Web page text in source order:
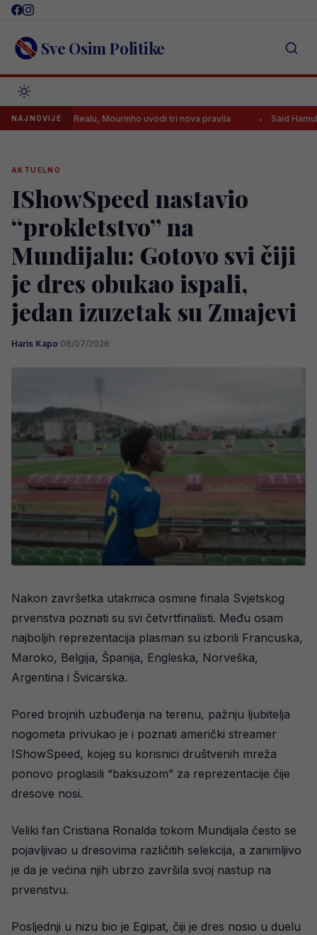
Skip
content Sve Osim Politike
NAJNOVIJE
u Realu, Mourinho uvodi tri nova pravila Said Hamulić dao
AKTUELNO
IShowSpeed nastavio
“prokletstvo” na
Mundijalu: Gotovo svi čiji
je dres obukao ispali,
jedan izuzetak su Zmajevi
Haris Kapo·08/07/2026
Nakon završetka utakmica osmine finala Svjetskog
prvenstva poznati su svi četvrtfinalisti. Među osam
najboljih reprezentacija plasman su izborili Francuska,
Maroko, Belgija, Španija, Engleska, Norveška,
Argentina i Švicarska.
Pored brojnih uzbuđenja na terenu, pažnju ljubitelja
nogometa privukao je i poznati američki streamer
IShowSpeed, kojeg su korisnici društvenih mreža
ponovo proglasili “baksuzom” za reprezentacije čije
dresove nosi.
Veliki fan Cristiana Ronalda tokom Mundijala često se
pojavljivao u dresovima različitih selekcija, a zanimljivo
je da je većina njih ubrzo završila svoj nastup na
prvenstvu.
Posljednji u nizu bio je Egipat, čiji je dres nosio u duelu